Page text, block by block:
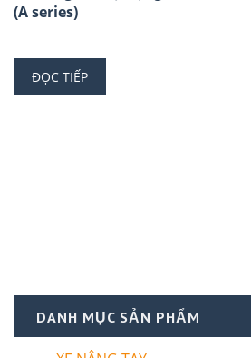
(A series)
ĐỌC TIẾP
DANH MỤC SẢN PHẨM